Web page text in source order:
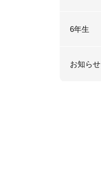
6年生
お知らせ